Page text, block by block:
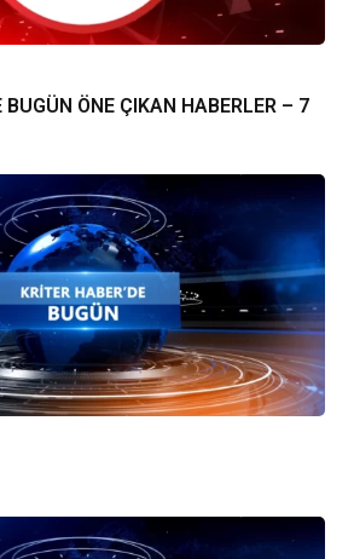
BUGÜN ÖNE ÇIKAN HABERLER – 7